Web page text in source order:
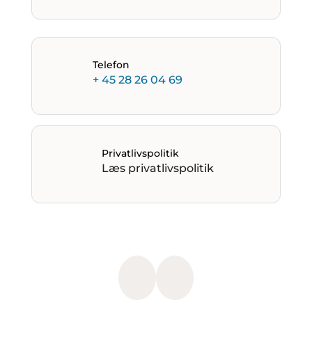
Telefon
+ 45 28 26 04 69
Privatlivspolitik
Læs privatlivspolitik